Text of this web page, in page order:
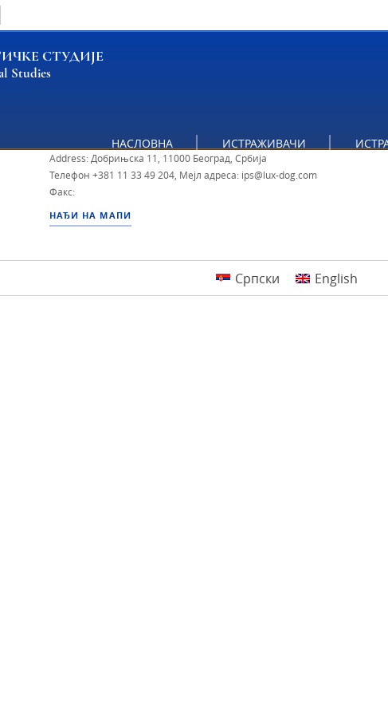
СТУДИЈЕ
Studies
НАСЛОВНА ИСТРАЖИВАЧИ
ИПС - Институт за политичке студије
Address: Добрињска 11, 11000 Београд, Србија
Телефон +381 11 33 49 204, Мејл адреса: ips@lux-dog.com
Факс:
НАЂИ НА МАПИ
Српски English